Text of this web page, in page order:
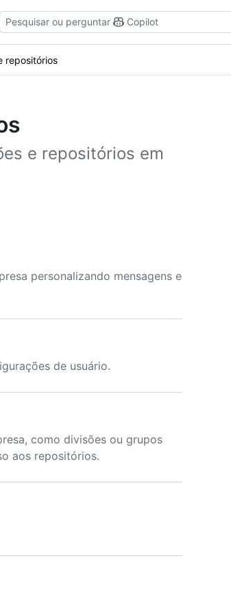
Pesquisar ou perguntar Copilot
repositórios
e repositórios em
personalizando mensagens e
de usuário.
como divisões ou grupos
aos repositórios.